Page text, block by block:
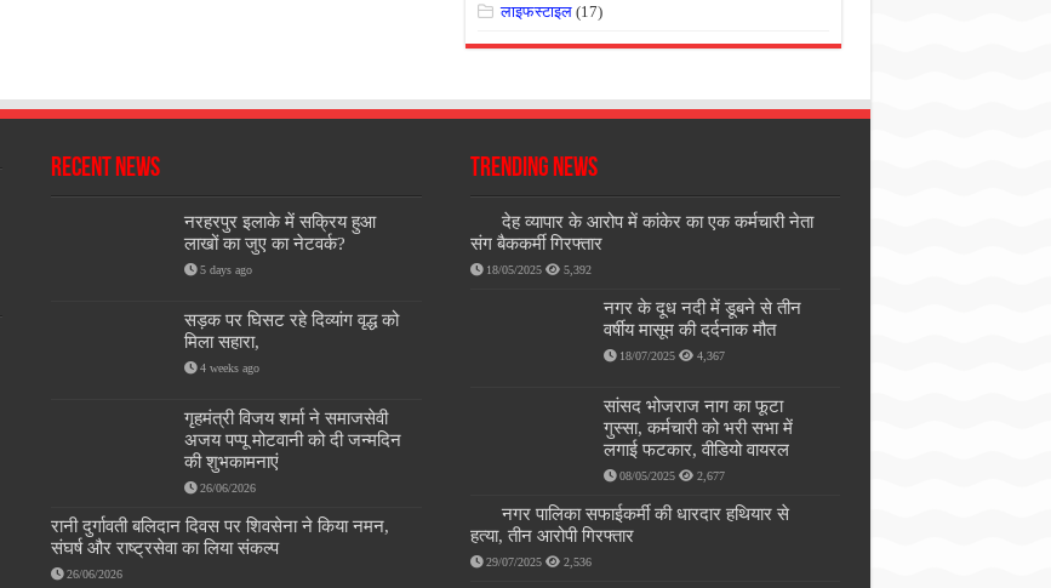
लाइफस्टाइल (17)
Recent News
नरहरपुर इलाके में सक्रिय हुआ
लाखों का जुए का नेटवर्क?
5 days ago
सड़क पर घिसट रहे दिव्यांग वृद्ध को
मिला सहारा,
4 weeks ago
गृहमंत्री विजय शर्मा ने समाजसेवी
अजय पप्पू मोटवानी को दी जन्मदिन
की शुभकामनाएं
26/06/2026
रानी दुर्गावती बलिदान दिवस पर शिवसेना ने किया नमन,
संघर्ष और राष्ट्रसेवा का लिया संकल्प
26/06/2026
Trending News
देह व्यापार के आरोप में कांकेर का एक कर्मचारी नेता
संग बैककर्मी गिरफ्तार
18/05/2025 5,392
नगर के दूध नदी में डूबने से तीन
वर्षीय मासूम की दर्दनाक मौत
18/07/2025 4,367
सांसद भोजराज नाग का फूटा
गुस्सा, कर्मचारी को भरी सभा में
लगाई फटकार, वीडियो वायरल
08/05/2025 2,677
नगर पालिका सफाईकर्मी की धारदार हथियार से
हत्या, तीन आरोपी गिरफ्तार
29/07/2025 2,536